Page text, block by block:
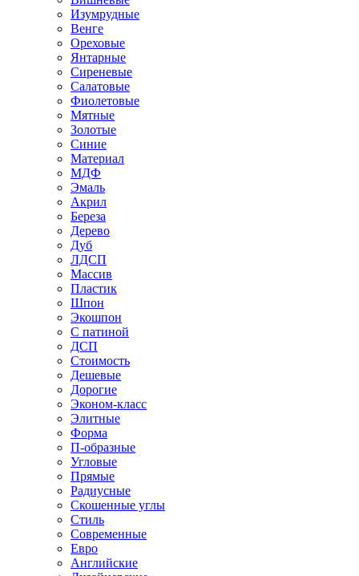
Изумрудные
Венге
Ореховые
Янтарные
Сиреневые
Салатовые
Фиолетовые
Мятные
Золотые
Синие
Материал
МДФ
Эмаль
Акрил
Береза
Дерево
Дуб
ЛДСП
Массив
Пластик
Шпон
Экошпон
С патиной
ДСП
Стоимость
Дешевые
Дорогие
Эконом-класс
Элитные
Форма
П-образные
Угловые
Прямые
Радиусные
Скошенные углы
Стиль
Современные
Евро
Английские